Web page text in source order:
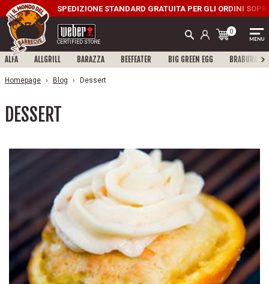
SPEDIZIONE STANDARD GRATUITA PER GLI ORDINI
CERTIFIED STORE
0
ALFA ALLGRILL BARAZZA BEEFEATER BIG GREEN EGG BRABURA
Homepage Blog Dessert
DESSERT